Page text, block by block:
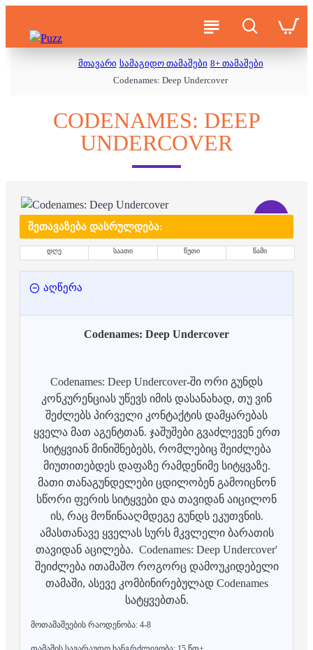
მთავარი სამაგიდო თამაშები 8+ თამაშები
Codenames: Deep Undercover
CODENAMES: DEEP
UNDERCOVER
-50 %
აღწერა
Codenames: Deep Undercover
Codenames: Deep Undercover-ში ორი გუნდს
კონკურენციას უწევს იმის დასანახად, თუ ვინ
შეძლებს პირველი კონტაქტის დამყარებას
ყველა მათ აგენტთან. ჯაშუშები გვაძლევენ ერთ
სიტყვიან მინიშნებებს, რომლებიც შეიძლება
მიუთითებდეს დაფაზე რამდენიმე სიტყვაზე.
მათი თანაგუნდელები ცდილობენ გამოიცნონ
სწორი ფერის სიტყვები და თავიდან აიცილონ
ის, რაც მოწინააღმდეგე გუნდს ეკუთვნის.
ამასთანავე ყველას სურს მკვლელი ბარათის
თავიდან აცილება. Codenames: Deep Undercover'
შეიძლება ითამაშო როგორც დამოუკიდებელი
თამაში, ასევე კომბინირებულად Codenames
სატყვებთან.
მოთამაშეების რაოდენობა: 4-8
ᲨᲔᲗᲐᲕᲐᲖᲔᲑᲐ ᲓᲐᲡᲠᲣᲚᲓᲔᲑᲐ:
დღე საათი წუთი წამი